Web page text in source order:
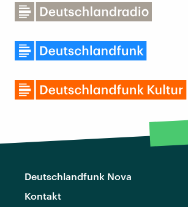
Deutschlandfunk Nova
Kontakt